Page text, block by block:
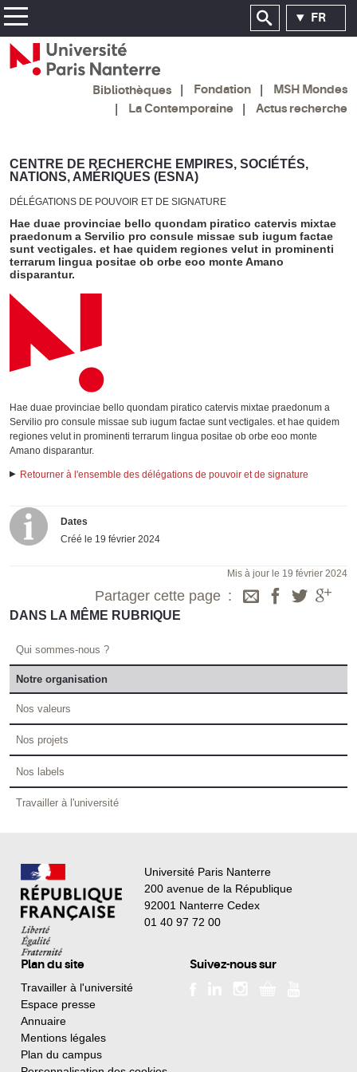
FR
Bibliothèques Fondation
MSH Mondes
La Contemporaine
Actus recherche
CENTRE DE RECHERCHE EMPIRES, SOCIÉTÉS,
NATIONS, AMÉRIQUES (ESNA)
DÉLÉGATIONS DE POUVOIR ET DE SIGNATURE
Hae duae provinciae bello quondam piratico catervis mixtae
praedonum a Servilio pro consule missae sub iugum factae
sunt vectigales. et hae quidem regiones velut in prominenti
terrarum lingua positae ob orbe eoo monte Amano
disparantur.
Hae duae provinciae bello quondam piratico catervis mixtae praedonum a
Servilio pro consule missae sub iugum factae sunt vectigales. et hae quidem
regiones velut in prominenti terrarum lingua positae ob orbe eoo monte
Amano disparantur.
Retourner à l'ensemble des délégations de pouvoir et de signature
Dates
Créé le 19 février 2024
Mis à jour le 19 février 2024
Partager cette page
DANS LA MÊME RUBRIQUE
Qui sommes-nous ?
Notre organisation
Nos valeurs
Nos projets
Nos labels
Travailler à l'université
Université Paris Nanterre
200 avenue de la République
92001 Nanterre Cedex
01 40 97 72 00
Plan du site
Travailler à l'université
Espace presse
Annuaire
Mentions légales
Plan du campus
Suivez-nous sur